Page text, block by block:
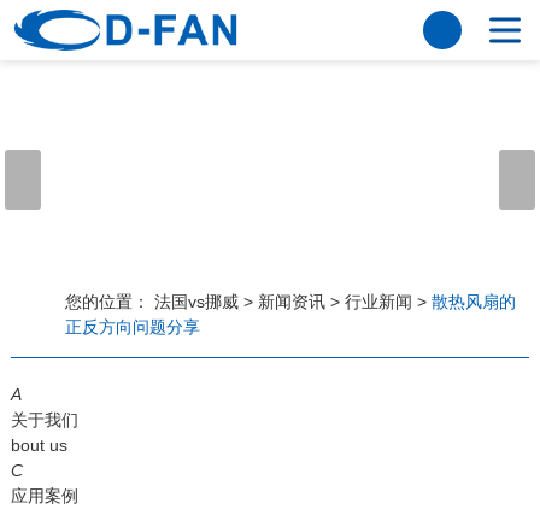
法国vs挪威
应用案例
工程案例
解决方案
新闻资讯
法国vs挪威
行业资讯
常见问题
法国vs挪威-世界杯赛事平台
您的位置： 法国vs挪威> 新闻资讯> 行业新闻 > 散热风扇的
正反方向问题分享
A
关于我们
bout us
C
应用案例